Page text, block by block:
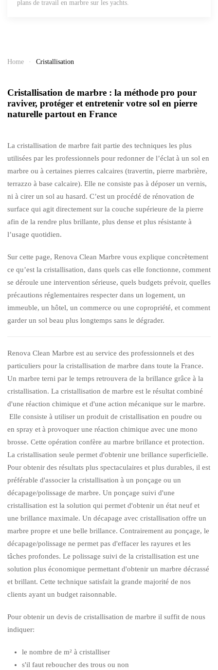
plans de travail en marbre sur les yachts.
Home Cristallisation
Cristallisation de marbre : la méthode pro pour
raviver, protéger et entretenir votre sol en pierre
naturelle partout en France
La cristallisation de marbre fait partie des techniques les plus
utilisées par les professionnels pour redonner de l’éclat à un sol en
marbre ou à certaines pierres calcaires (travertin, pierre marbrière,
terrazzo à base calcaire). Elle ne consiste pas à déposer un vernis,
ni à cirer un sol au hasard. C’est un procédé de rénovation de
surface qui agit directement sur la couche supérieure de la pierre
afin de la rendre plus brillante, plus dense et plus résistante à
l’usage quotidien.
Sur cette page, Renova Clean Marbre vous explique concrètement
ce qu’est la cristallisation, dans quels cas elle fonctionne, comment
se déroule une intervention sérieuse, quels budgets prévoir, quelles
précautions réglementaires respecter dans un logement, un
immeuble, un hôtel, un commerce ou une copropriété, et comment
garder un sol beau plus longtemps sans le dégrader.
Renova Clean Marbre est au service des professionnels et des
particuliers pour la cristallisation de marbre dans toute la France.
Un marbre terni par le temps retrouvera de la brillance grâce à la
cristallisation. La cristallisation de marbre est le résultat combiné
d'une réaction chimique et d'une action mécanique sur le marbre.
Elle consiste à utiliser un produit de cristallisation en poudre ou
en spray et à provoquer une réaction chimique avec une mono
brosse. Cette opération confère au marbre brillance et protection.
La cristallisation seule permet d'obtenir une brillance superficielle.
Pour obtenir des résultats plus spectaculaires et plus durables, il est
préférable d'associer la cristallisation à un ponçage ou un
décapage/polissage de marbre. Un ponçage suivi d'une
cristallisation est la solution qui permet d'obtenir un état neuf et
une brillance maximale. Un décapage avec cristallisation offre un
marbre propre et une belle brillance. Contrairement au ponçage, le
décapage/polissage ne permet pas d'effacer les rayures et les
tâches profondes. Le polissage suivi de la cristallisation est une
solution plus économique permettant d'obtenir un marbre décrassé
et brillant. Cette technique satisfait la grande majorité de nos
clients ayant un budget raisonnable.
Pour obtenir un devis de cristallisation de marbre il suffit de nous
indiquer:
le nombre de m² à cristalliser
s'il faut reboucher des trous ou non